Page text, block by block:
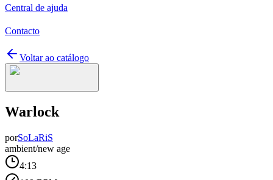
Central de ajuda
Contacto
Voltar ao catálogo
Warlock
porSoLaRiS
ambient/new age
4:13